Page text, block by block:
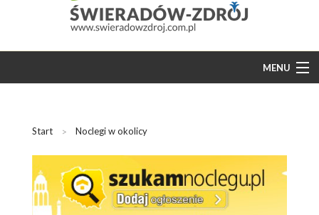
MENU
BAZA NOCLEGÓW
ATRAKCJE
Start Noclegi w okolicy